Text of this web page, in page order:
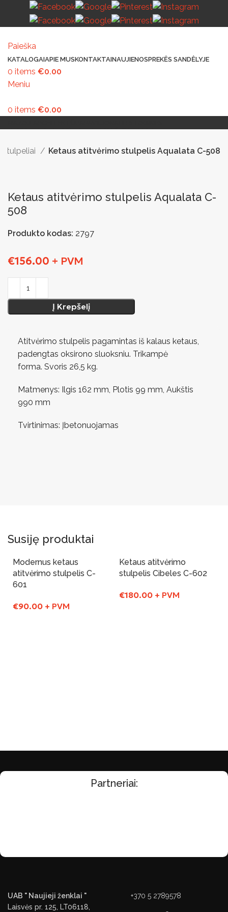
Paieška
KATALOGAIAPIE MUSKONTAKTAINAUJIENOSPREKĖS SANDĖLYJE
0 items €0.00
Meniu
0 items €0.00
VAIKŲ ŽAIDIMO AIKŠTELĖSLAUKO ŠVIESTUVAI
Ketaus atitvėrimo stulpelis Aqualata C-508
Ketaus atitvėrimo stulpelis Aqualata C-
508
Produkto kodas: 2797
€156.00 + PVM
Į Krepšelį
Atitvėrimo stulpelis pagamintas iš kalaus ketaus,
padengtas oksirono sluoksniu. Trikampė
forma. Svoris 26,5 kg.
Matmenys: Ilgis 162 mm, Plotis 99 mm, Aukštis
990 mm
Tvirtinimas: Įbetonuojamas
Susiję produktai
Modernus ketaus
atitvėrimo stulpelis C-
601
€90.00 + PVM
Ketaus atitvėrimo
stulpelis Cibeles C-602
€180.00 + PVM
Partneriai:
UAB " Naujieji ženklai "
Laisvės pr. 125, LT06118,
+370 5 2789578